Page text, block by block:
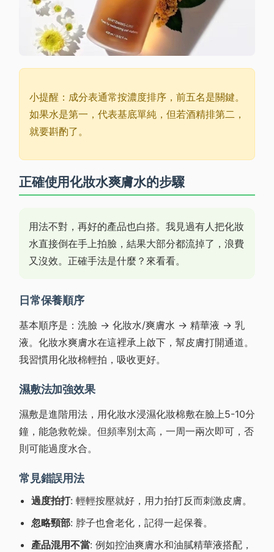
小提醒：成分表通常按濃度排序，前五名是關鍵。
如果水是第一，代表基底單純，但若酒精排第二，
就要斟酌了。
正確使用化妝水爽膚水的步驟
用法不對，再好的產品也白搭。我見過有人把化妝
水直接倒在手上拍臉，結果大部分都流掉了，浪費
又沒效。正確手法是什麼？來看看。
日常保養順序
基本順序是：洗臉 → 化妝水/爽膚水 → 精華液 → 乳
液。化妝水爽膚水在這裡承上啟下，幫皮膚打開通道。
我習慣用化妝棉輕拍，吸收更好。
濕敷法加強效果
濕敷是進階用法，用化妝水浸濕化妝棉敷在臉上5-10分
鐘，能急救乾燥。但頻率別太高，一周一兩次即可，否
則可能過度水合。
常見錯誤用法
過度拍打: 輕輕按壓就好，用力拍打反而刺激皮膚。
忽略頸部: 脖子也會老化，記得一起保養。
產品混用不當: 例如控油爽膚水和油膩精華液搭配，